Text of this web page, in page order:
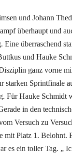
und Johann
überhaupt und
Eine überraschend
und Hauke
ganz vorne
starken Sprintfinale
Für Hauke Schmidt
in den
Versuch zu
mit Platz 1. Belohnt.
es ein toller Tag. „